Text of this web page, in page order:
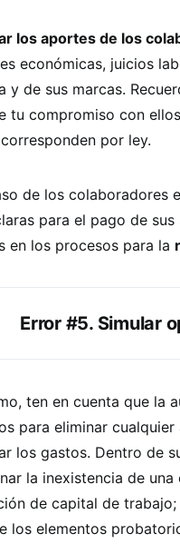
los aportes de los
económicas, juicios
y de sus marcas.
tu compromiso con
por ley.
de los colaboradores
para el pago de
en los procesos para la
Error #5. Simular
ten en cuenta que la
para eliminar
los gastos. Dentro de
la inexistencia de
de capital de
los elementos